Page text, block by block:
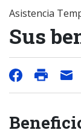
Asistencia
Sus